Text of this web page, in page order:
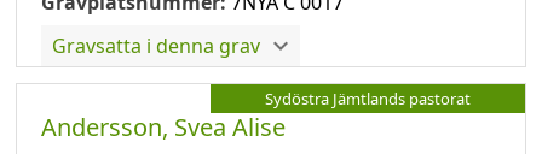
Gravsatta i denna grav
Sydöstra Jämtlands pastorat
Andersson, Svea Alise